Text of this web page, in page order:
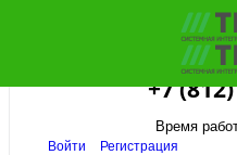
+7
Время
Войти
Регистрация